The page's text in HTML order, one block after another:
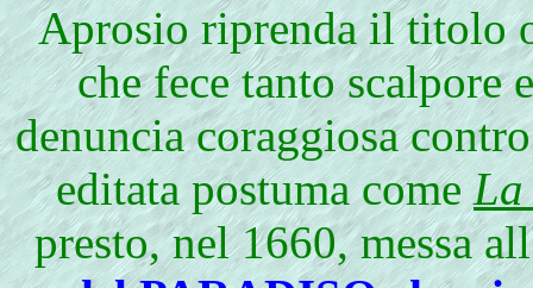
Aprosio riprenda il titolo
che fece tanto scalpore
denuncia coraggiosa
editata postuma comeLa
presto, nel 1660, messa